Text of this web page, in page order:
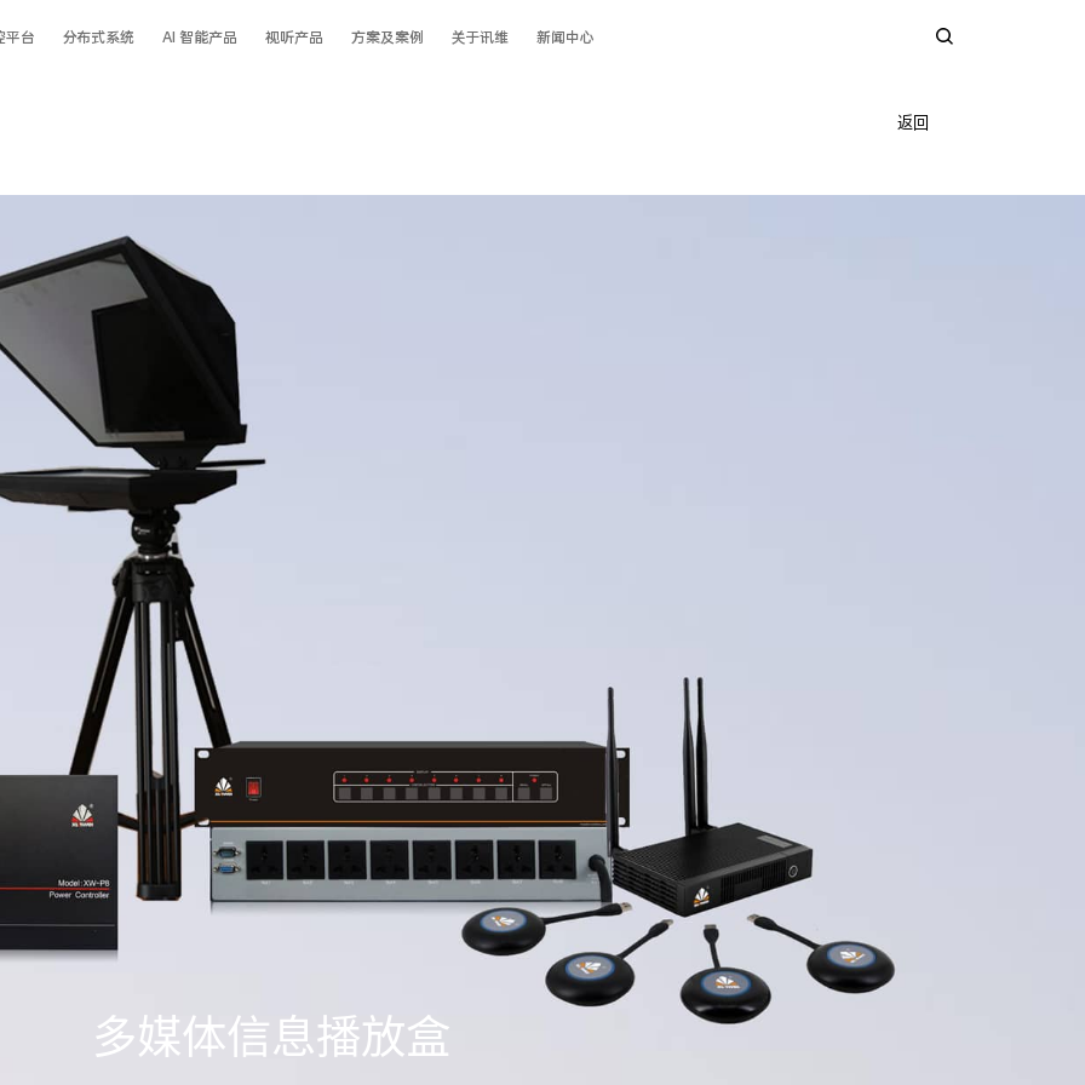
平台 分布式系统 AI 智能产品 视听产品 方案及案例 关于讯维 新闻中心
返回
多媒体信息播放盒